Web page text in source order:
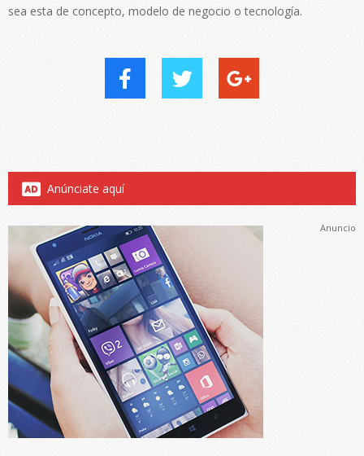
sea esta de concepto, modelo de negocio o tecnología.
Anúnciate aquí
Anuncio